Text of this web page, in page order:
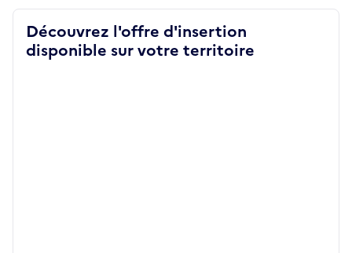
Découvrez l'offre d'insertion
disponible sur votre territoire